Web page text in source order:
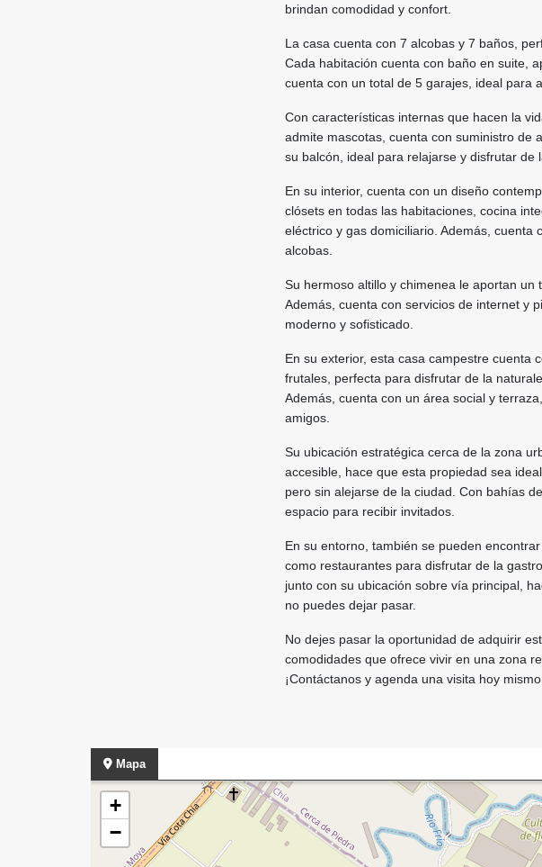
brindan comodidad y confort.
La casa cuenta con 7 alcobas y 7 baños,
Cada habitación cuenta con baño en suite,
cuenta con un total de 5 garajes, ideal para
Con características internas que hacen la
admite mascotas, cuenta con suministro de
su balcón, ideal para relajarse y disfrutar de
En su interior, cuenta con un diseño
clósets en todas las habitaciones, cocina
eléctrico y gas domiciliario. Además,
alcobas.
Su hermoso altillo y chimenea le aportan un
Además, cuenta con servicios de internet y
moderno y sofisticado.
En su exterior, esta casa campestre cuenta
frutales, perfecta para disfrutar de la
Además, cuenta con un área social y
amigos.
Su ubicación estratégica cerca de la zona
accesible, hace que esta propiedad sea
pero sin alejarse de la ciudad. Con bahías
espacio para recibir invitados.
En su entorno, también se pueden
como restaurantes para disfrutar de la
junto con su ubicación sobre vía principal,
no puedes dejar pasar.
No dejes pasar la oportunidad de adquirir
comodidades que ofrece vivir en una zona
¡Contáctanos y agenda una visita hoy
Mapa
+
−